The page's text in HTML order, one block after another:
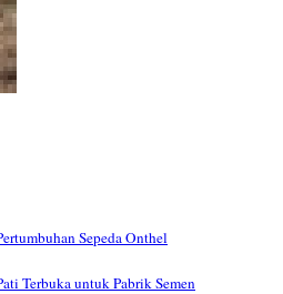
Sepeda Onthel
Terbuka untuk Pabrik Semen